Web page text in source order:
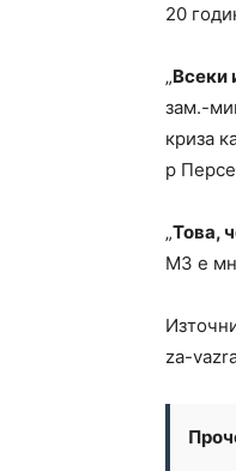
20
„Всеки
зам.-
криза
р
„Това,
МЗ е
za-